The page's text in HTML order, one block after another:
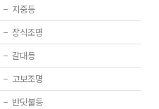
− 지중등
− 장식조명
− 갈대등
− 고보조명
− 반딧불등